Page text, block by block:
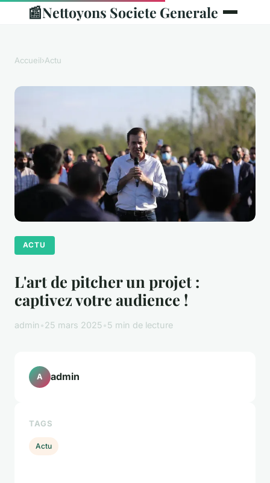
📰Nettoyons Societe Generale
Accueil›Actu
ACTU
L'art de pitcher un projet :
captivez votre audience !
admin •25 mars 2025•5 min de lecture
A admin
TAGS
Actu